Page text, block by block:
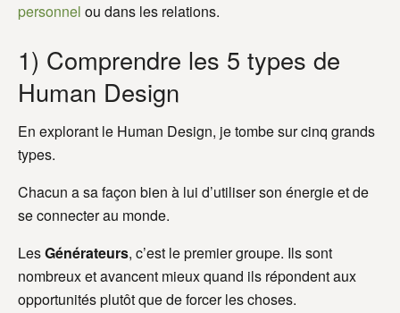
personnel ou dans les relations.
1) Comprendre les 5 types de
Human Design
En explorant le Human Design, je tombe sur cinq grands
types.
Chacun a sa façon bien à lui d’utiliser son énergie et de
se connecter au monde.
LesGénérateurs, c’est le premier groupe. Ils sont
nombreux et avancent mieux quand ils répondent aux
opportunités plutôt que de forcer les choses.